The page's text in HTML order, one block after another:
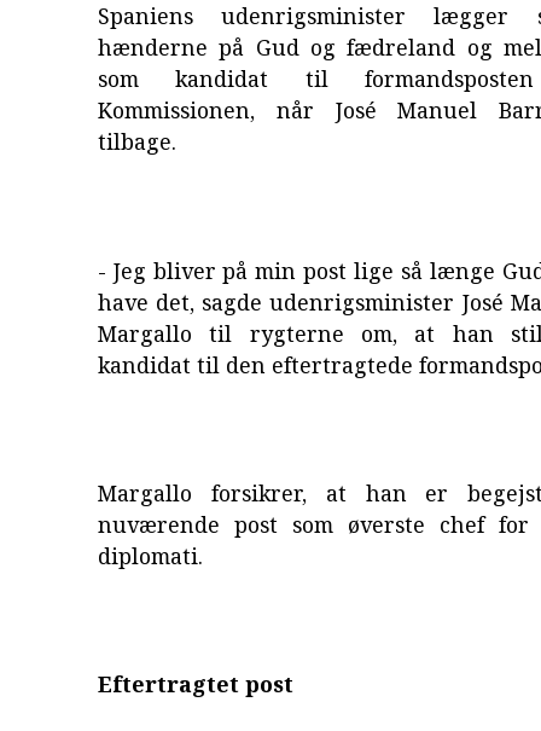
Spaniens udenrigsminister
hænderne på Gud og fædreland og
som kandidat til
Kommissionen, når José Manuel
tilbage.
- Jeg bliver på min post lige så længe
have det, sagde udenrigsminister José
Margallo til rygterne om, at han
kandidat til den eftertragtede
Margallo forsikrer, at han er
nuværende post som øverste chef for
diplomati.
Eftertragtet post